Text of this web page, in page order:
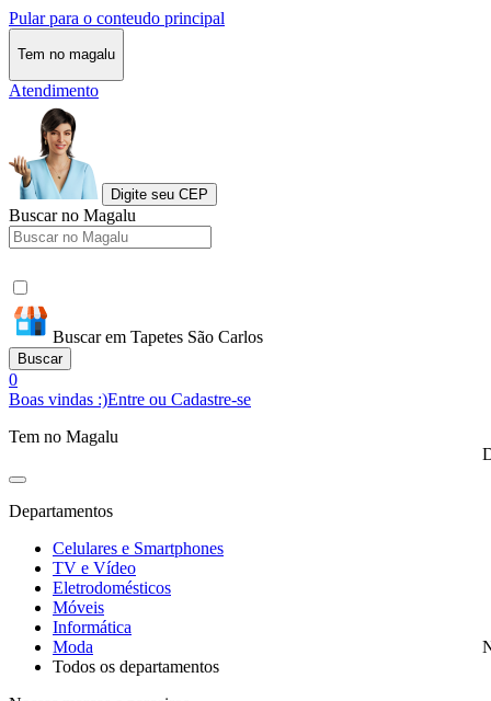
Pular para o conteudo principal
Tem no magalu
Atendimento
Digite seu CEP
Buscar no Magalu
Buscar em Tapetes São Carlos
Buscar
0
Boas vindas :)Entre ou Cadastre-se
Tem no Magalu
Departamentos
Celulares e Smartphones
TV e Vídeo
Eletrodomésticos
Móveis
Informática
Moda
Todos os departamentos